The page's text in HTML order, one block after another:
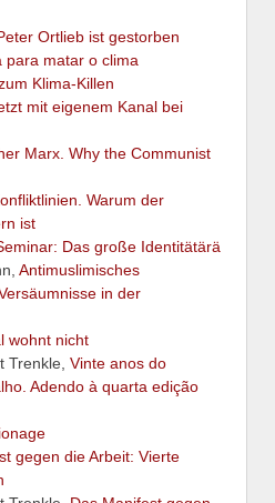
Ortlieb ist gestorben
para matar o clima
Klima-Killen
mit eigenem Kanal bei
Marx. Why the Communist
Warum der
ist
Das große Identitätärä
Antimuslimisches
in der
wohnt nicht
Trenkle, Vinte anos do
Adendo à quarta edição
gegen die Arbeit: Vierte